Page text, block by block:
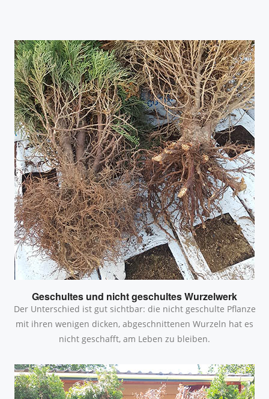
Geschultes und nicht geschultes Wurzelwerk
Der Unterschied ist gut sichtbar: die nicht geschulte Pflanze
mit ihren wenigen dicken, abgeschnittenen Wurzeln hat es
nicht geschafft, am Leben zu bleiben.